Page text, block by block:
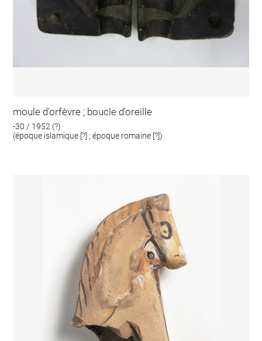
moule d'orfèvre ; boucle d'oreille
-30 / 1952 (?)
(époque islamique [?] ; époque romaine [?])